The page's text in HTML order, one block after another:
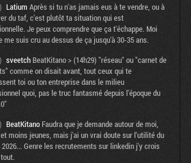
Latium Après si tu n'as jamais eus à te vendre, ou à
du taf, c'est plutôt ta situation qui est
Je peux comprendre que ça t'échappe. Moi
me suis cru au dessus de ça jusqu'à 30-35 ans.
sveetch BeatKitano > (14h29) "réseau" ou "carnet de
comme on disait avant, tout ceux qui te
toi ou ton entreprise dans le milieu
quoi, pas le truc fantasmé depuis l'époque du
BeatKitano Faudra que je demande autour de moi,
moins jeunes, mais j'ai un vrai doute sur l'utilité du
Genre les recrutements sur linkedin j'y crois